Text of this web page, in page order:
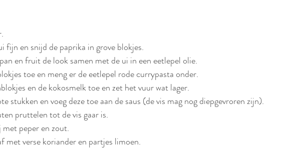
fijn en snijd de paprika in grove blokjes.
en fruit de look samen met de ui in een eetlepel olie.
toe en meng er de eetlepel rode currypasta onder.
en de kokosmelk toe en zet het vuur wat lager.
stukken en voeg deze toe aan de saus (de vis mag nog diepgevroren zijn).
pruttelen tot de vis gaar is.
peper en zout.
met verse koriander en partjes limoen.